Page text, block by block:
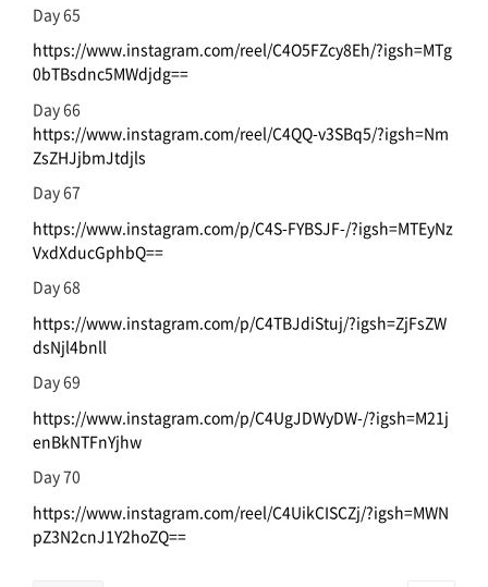
Day 65
https://www.instagram.com/reel/C4O5FZcy8Eh/?igsh=MTg
0bTBsdnc5MWdjdg==
Day 66
https://www.instagram.com/reel/C4QQ-v3SBq5/?igsh=Nm
ZsZHJjbmJtdjls
Day 67
https://www.instagram.com/p/C4S-FYBSJF-/?igsh=MTEyNz
VxdXducGphbQ==
Day 68
https://www.instagram.com/p/C4TBJdiStuj/?igsh=ZjFsZW
dsNjl4bnll
Day 69
https://www.instagram.com/p/C4UgJDWyDW-/?igsh=M21j
enBkNTFnYjhw
Day 70
https://www.instagram.com/reel/C4UikCISCZj/?igsh=MWN
pZ3N2cnJ1Y2hoZQ==